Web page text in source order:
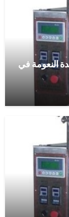
النعومة في